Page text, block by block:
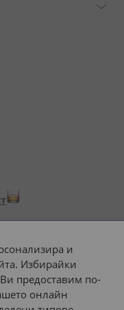
и
Избирайки
предоставим по-
онлайн